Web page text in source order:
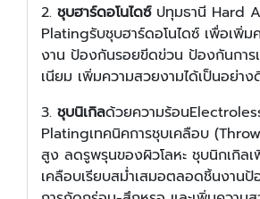
2. ชุบฮาร์ดอโนไดซ์ปทุมธานี Hard
Platingรับชุบฮาร์ดอโนไดซ์ เพื่อเพิ่ม
งาน ป้องกันรอยขีดข่วน ป้องกันการ
เนียม เพิ่มความสวยงามได้เป็นอย่าง
3. ชุบนิเกิลด้วยความร้อน
Platingเทคนิคการชุบเคลือบ
สูง ลดรูพรุนของผิวโลหะ ชุบนิกเกิล
เคลือบเรียบสม่ำเสมอตลอดชิ้นงาน